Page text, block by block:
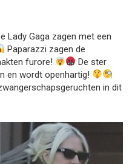
Lady Gaga zagen met een
Paparazzi zagen de
furore!
De ster
en wordt openhartig!
in dit